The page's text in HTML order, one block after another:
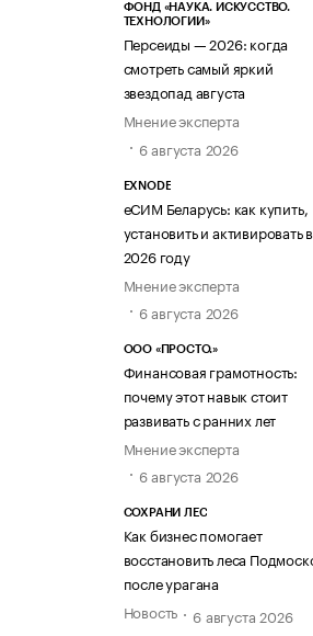
ФОНД «НАУКА. ИСКУССТВО.
ТЕХНОЛОГИИ»
Персеиды — 2026: когда
смотреть самый яркий
звездопад августа
Мнение эксперта
6 августа 2026
EXNODE
еСИМ Беларусь: как купить,
установить и активировать в
2026 году
Мнение эксперта
6 августа 2026
ООО «ПРОСТО.»
Финансовая грамотность:
почему этот навык стоит
развивать с ранних лет
Мнение эксперта
6 августа 2026
СОХРАНИ ЛЕС
Как бизнес помогает
восстановить леса
после урагана
Новость
6 августа 2026